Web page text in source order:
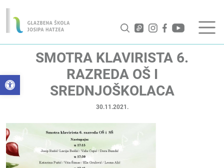
Open toolbar
SMOTRA KLAVIRISTA 6.
RAZREDA OŠ I
SREDNJOŠKOLACA
30.11.2021.